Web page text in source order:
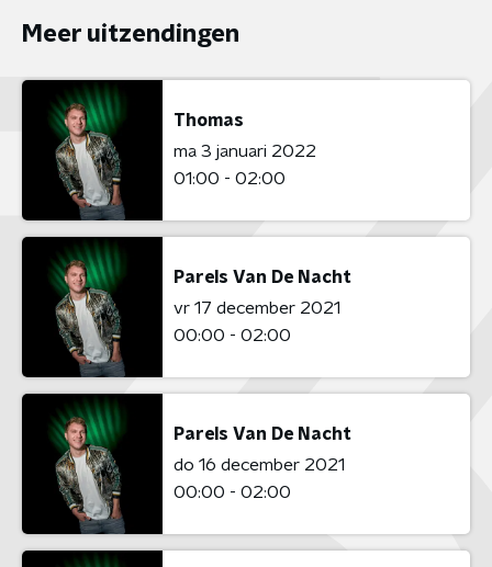
Meer uitzendingen
Thomas
ma 3 januari 2022
01:00 - 02:00
Parels Van De Nacht
vr 17 december 2021
00:00 - 02:00
Parels Van De Nacht
do 16 december 2021
00:00 - 02:00